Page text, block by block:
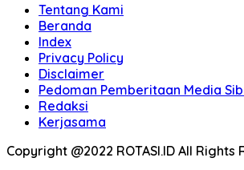
Tentang Kami
Beranda
Index
Privacy Policy
Disclaimer
Pedoman Pemberitaan Media
Redaksi
Kerjasama
Copyright @2022 ROTASI.ID All Rights